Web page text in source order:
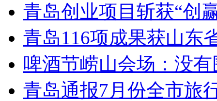
青岛创业项目斩获“创
青岛116项成果获山东
啤酒节崂山会场：没有
青岛通报7月份全市旅